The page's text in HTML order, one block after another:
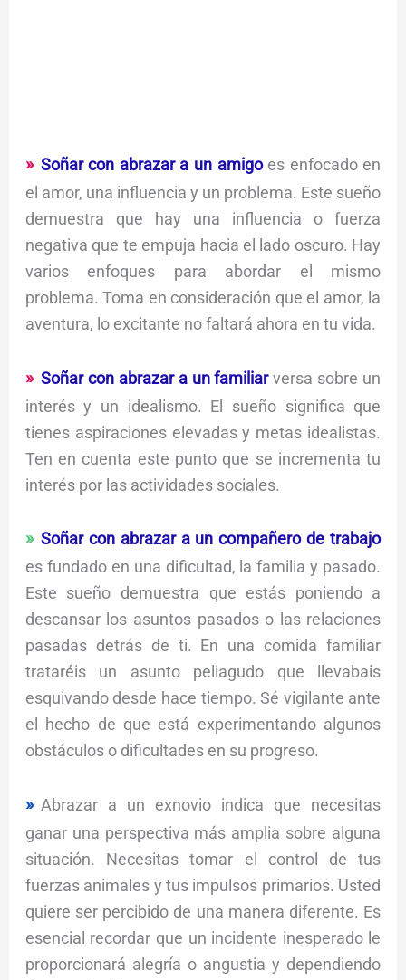
Soñar con abrazar a un amigoes enfocado en
el amor, una influencia y un problema. Este sueño
demuestra que hay una influencia o fuerza
negativa que te empuja hacia el lado oscuro. Hay
varios enfoques para abordar el mismo
problema. Toma en consideración que el amor, la
aventura, lo excitante no faltará ahora en tu vida.
Soñar con abrazar a un familiarversa sobre un
interés y un idealismo. El sueño significa que
tienes aspiraciones elevadas y metas idealistas.
Ten en cuenta este punto que se incrementa tu
interés por las actividades sociales.
Soñar con abrazar a un compañero de trabajo
es fundado en una dificultad, la familia y pasado.
Este sueño demuestra que estás poniendo a
descansar los asuntos pasados o las relaciones
pasadas detrás de ti. En una comida familiar
trataréis un asunto peliagudo que llevabais
esquivando desde hace tiempo. Sé vigilante ante
el hecho de que está experimentando algunos
obstáculos o dificultades en su progreso.
Abrazar a un exnovio indica que necesitas
ganar una perspectiva más amplia sobre alguna
situación. Necesitas tomar el control de tus
fuerzas animales y tus impulsos primarios. Usted
quiere ser percibido de una manera diferente. Es
esencial recordar que un incidente inesperado le
proporcionará alegría o angustia y dependiendo